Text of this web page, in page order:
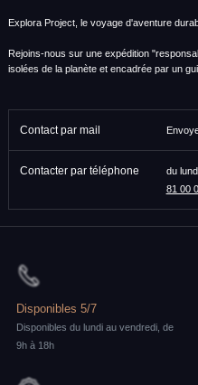
Explora Project, le voyage d'aventure
Rejoins-nous sur une expédition
isolées de la planète et encadrée par un
Contact par mail
Contacter par téléphone du
81 00
Disponibles 5/7
Disponibles du lundi au vendredi, de
9h à 18h